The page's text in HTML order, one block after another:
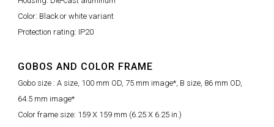
Color: Black or white variant
Protection rating: IP20
GOBOS AND COLOR FRAME
Gobo size : A size, 100 mm OD, 75 mm image*, B size, 86 mm OD,
64.5 mm image*
Color frame size: 159 X 159 mm (6.25 X 6.25 in.)